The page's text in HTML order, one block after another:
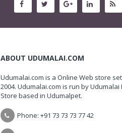
ABOUT UDUMALAI.COM
Udumalai.com is a Online Web store
2004. Udumalai.com is run by Udumalai
Store based in Udumalpet.
Phone: +91 73 73 73 77 42